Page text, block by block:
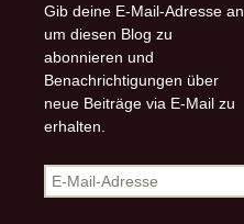
Gib deine E-Mail-Adresse an,
um diesen Blog zu
abonnieren und
Benachrichtigungen über
neue Beiträge via E-Mail zu
erhalten.
E-
Mail-